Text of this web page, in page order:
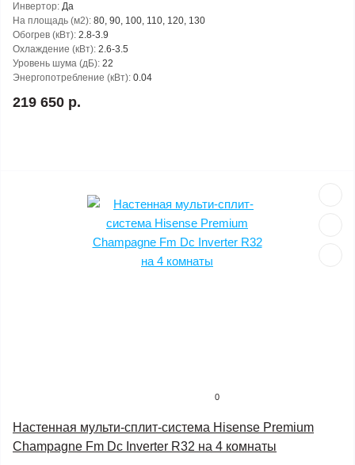
Инвертор: Да
На площадь (м2): 80, 90, 100, 110, 120, 130
Обогрев (кВт): 2.8-3.9
Охлаждение (кВт): 2.6-3.5
Уровень шума (дБ): 22
Энергопотребление (кВт): 0.04
219 650 р.
0
Настенная мульти-сплит-система Hisense Premium
Champagne Fm Dc Inverter R32 на 4 комнаты